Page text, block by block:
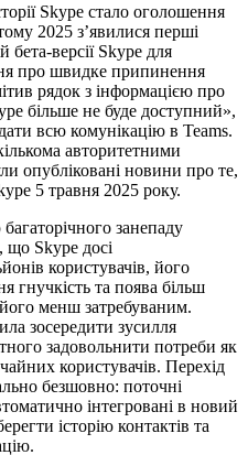
Skype стало оголошення
2025 з’явилися перші
версії Skype для
про швидке припинення
рядок з інформацією про
більше не буде доступний»,
всю комунікацію в Teams.
авторитетними
опубліковані новини про те,
5 травня 2025 року.
занепаду
що Skype досі
користувачів, його
гнучкість та поява більш
менш затребуваним.
зосередити зусилля
задовольнити потреби як
користувачів. Перехід
безшовно: поточні
інтегровані в новий
історію контактів та